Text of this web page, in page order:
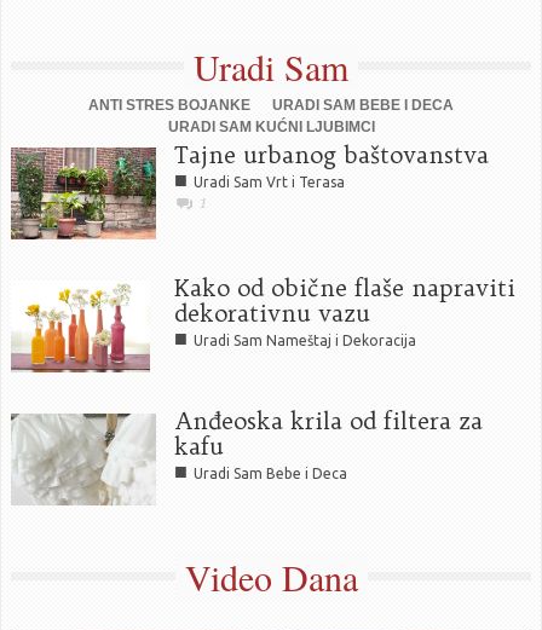
Uradi Sam
ANTI STRES BOJANKE
URADI SAM BEBE I DECA
URADI SAM KUĆNI LJUBIMCI
Tajne urbanog baštovanstva
■ Uradi Sam Vrt i Terasa
1
Kako od obične flaše napraviti
dekorativnu vazu
■ Uradi Sam Nameštaj i Dekoracija
Anđeoska krila od filtera za
kafu
■ Uradi Sam Bebe i Deca
Video Dana